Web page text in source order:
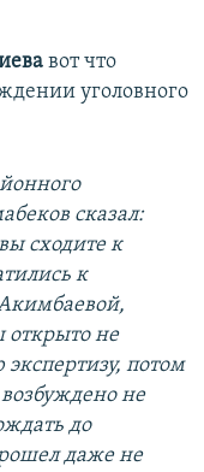
вот что
уголовного
сказал:
сходите к
к
открыто не
потом
не
до
даже не